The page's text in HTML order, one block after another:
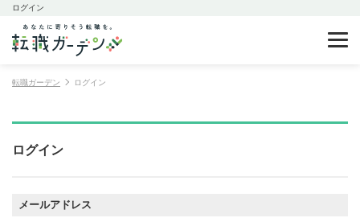
ログイン
転職ガーデン ログイン
ログイン
メールアドレス